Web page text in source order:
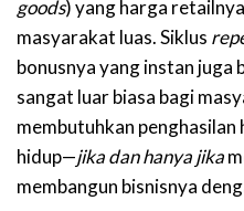
goods) yang harga
masyarakat luas. Siklus
bonusnya yang instan juga
sangat luar biasa bagi
membutuhkan
hidup—jika dan hanya jika
membangun bisnisnya